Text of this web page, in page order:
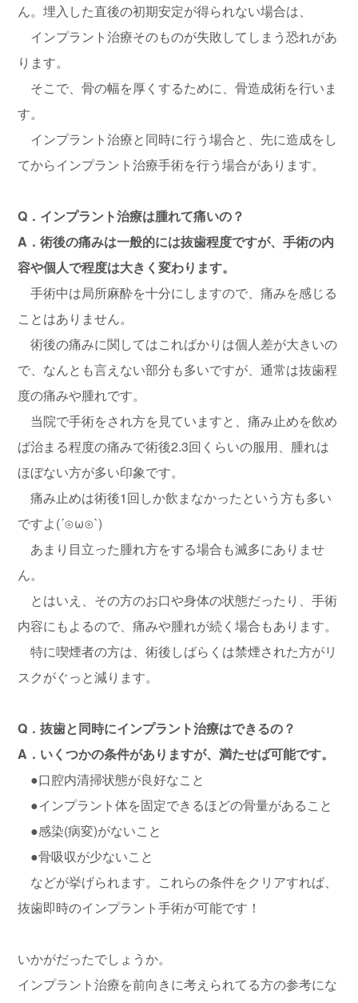
ん。埋入した直後の初期安定が得られない場合は、
インプラント治療そのものが失敗してしまう恐れがあ
ります。
そこで、骨の幅を厚くするために、骨造成術を行いま
す。
インプラント治療と同時に行う場合と、先に造成をし
てからインプラント治療手術を行う場合があります。
Q．インプラント治療は腫れて痛いの？
A．術後の痛みは一般的には抜歯程度ですが、手術の内
容や個人で程度は大きく変わります。
手術中は局所麻酔を十分にしますので、痛みを感じる
ことはありません。
術後の痛みに関してはこればかりは個人差が大きいの
で、なんとも言えない部分も多いですが、通常は抜歯程
度の痛みや腫れです。
当院で手術をされ方を見ていますと、痛み止めを飲め
ば治まる程度の痛みで術後2.3回くらいの服用、腫れは
ほぼない方が多い印象です。
痛み止めは術後1回しか飲まなかったという方も多い
ですよ(´⊙ω⊙`)
あまり目立った腫れ方をする場合も滅多にありませ
ん。
とはいえ、その方のお口や身体の状態だったり、手術
内容にもよるので、痛みや腫れが続く場合もあります。
特に喫煙者の方は、術後しばらくは禁煙された方がリ
スクがぐっと減ります。
Q．抜歯と同時にインプラント治療はできるの？
A．いくつかの条件がありますが、満たせば可能です。
●口腔内清掃状態が良好なこと
●インプラント体を固定できるほどの骨量があること
●感染(病変)がないこと
●骨吸収が少ないこと
などが挙げられます。これらの条件をクリアすれば、
抜歯即時のインプラント手術が可能です！
いかがだったでしょうか。
インプラント治療を前向きに考えられてる方の参考にな